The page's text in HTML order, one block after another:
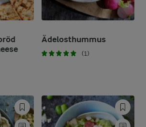
Ädelosthummus
(1)